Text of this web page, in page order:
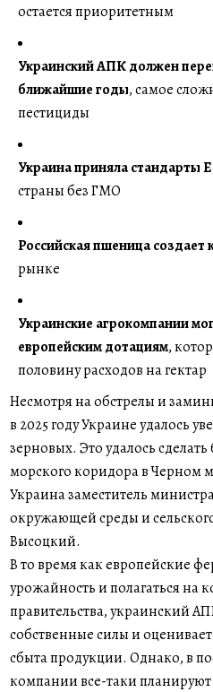
остается приоритетным
Украинский АПК должен
ближайшие годы, самое
пестициды
Украина приняла стандарты
страны без ГМО
Российская пшеница создает
рынке
Украинские агрокомпании
европейским дотациям,
половину расходов на гектар
Несмотря на обстрелы и
в 2025 году Украине удалось
зерновых. Это удалось сделать
морского коридора в Черном
Украина заместитель
окружающей среды и
Высоцкий.
В то время как европейские
урожайность и полагаться на
правительства, украинский
собственные силы и
сбыта продукции. Однако, в
компании все-таки планируют